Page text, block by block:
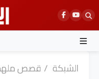
Skip
to
content
الشبكة / قصص